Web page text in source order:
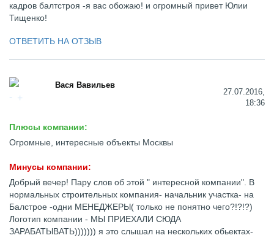
кадров балтстроя -я вас обожаю! и огромный привет Юлии
Тищенко!
ОТВЕТИТЬ НА ОТЗЫВ
Вася Вавильев
27.07.2016,
18:36
Плюсы компании:
Огромные, интересные объекты Москвы
Минусы компании:
Добрый вечер! Пару слов об этой " интересной компании". В
нормальных строительных компания- начальник участка- на
Балстрое -одни МЕНЕДЖЕРЫ( только не понятно чего?!?!?)
Логотип компании - МЫ ПРИЕХАЛИ СЮДА
ЗАРАБАТЫВАТЬ))))))) я это слышал на нескольких обьектах-